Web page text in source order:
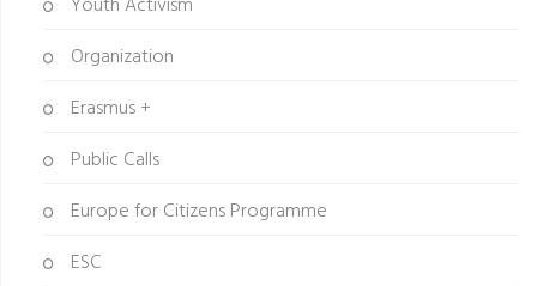
Organization
Erasmus +
Public Calls
Europe for Citizens Programme
ESC